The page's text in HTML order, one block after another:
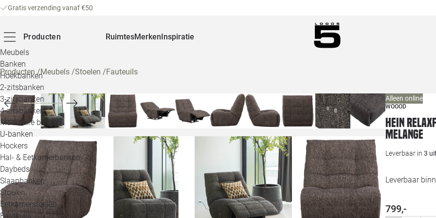
Gratis verzending vanaf €50
Producten
Meubels
Banken
Hoekbanken
2-zitsbanken
3-zitsbanken
4-zitsbanken
Modulaire banken
U-banken
Hockers
Hal- & Eetkamerbanken
Daybeds
Slaapbanken
Stoelen
Eetkamerstoelen
Fauteuils
RuimtesMerkenInspiratie
Producten/Meubels /Stoelen /Fauteuils
Alleen online
WOOOD
Hein
melange
Leverbaar in 3
Leverbaar
799,-